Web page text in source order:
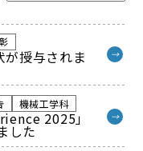
授与されま →
機械工学科
2025」
した
→